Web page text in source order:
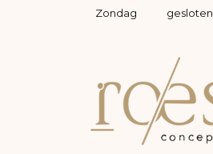
Zondag
gesloten